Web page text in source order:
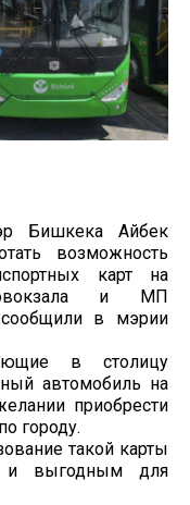
Бишкека Айбек
возможность
карт на
и МП
в мэрии
в столицу
автомобиль на
приобрести
городу.
такой карты
и выгодным для